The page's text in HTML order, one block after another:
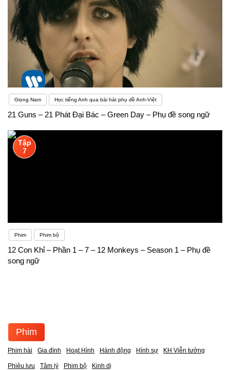
Giọng Nam Học tiếng Anh qua bài hát phụ đề Anh-Việt
21 Guns – 21 Phát Đại Bác – Green Day – Phụ đề song ngữ
Tập
7
Phim Phim bộ
12 Con Khỉ – Phần 1 – 7 – 12 Monkeys – Season 1 – Phụ đề
song ngữ
Phim
Phim hài Gia đình Hoạt Hình Hành động Hình sự KH Viễn tưởng
Phiêu lưu Tâm lý Phim bộ Kinh dị